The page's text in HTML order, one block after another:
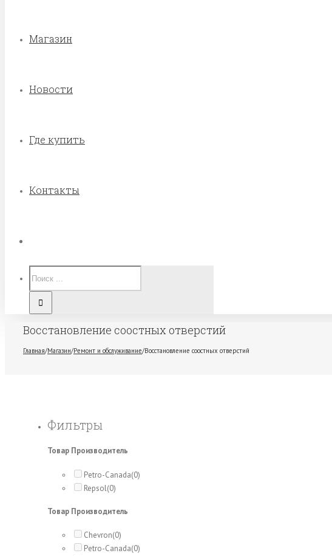
Магазин
Новости
Где купить
Контакты
Восстановление соостных отверстий
Главная/Магазин/Ремонт и обслуживание/Восстановление соостных отверстий
Фильтры
Товар Производитель
Petro-Canada(0)
Repsol(0)
Товар Производитель
Chevron(0)
Petro-Canada(0)